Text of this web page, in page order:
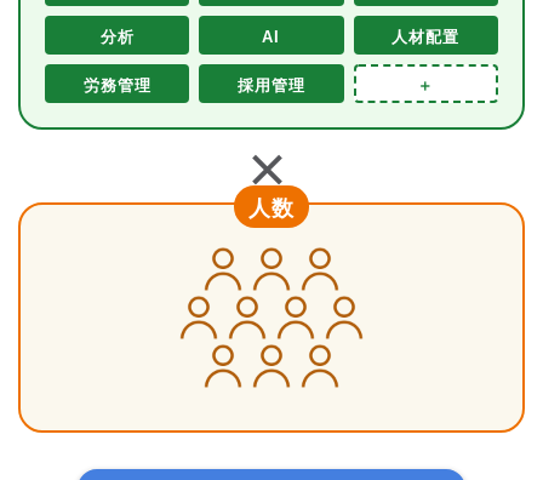
分析 AI 人材配置
労務管理 採用管理 ＋
＋
人数